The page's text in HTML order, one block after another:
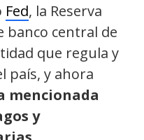
Fed, la Reserva
banco central de
que regula y
país, y ahora
mencionada
y